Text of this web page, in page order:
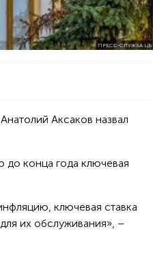
ПРЕСС-СЛУЖБА ЦБ
Аксаков назвал
до конца года ключевая
ключевая ставка
их обслуживания», –